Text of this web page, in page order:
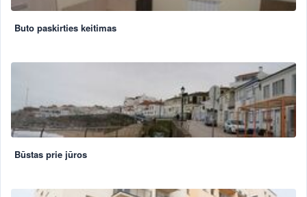
Buto paskirties keitimas
Būstas prie jūros